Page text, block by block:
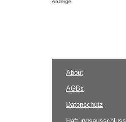
Anzeige
About
AGBs
Datenschutz